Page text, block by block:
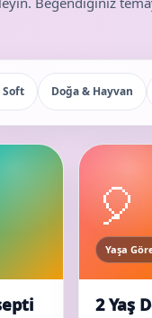
Soft Doğa & Hayvan
🎈
Yaşa
2 Yaş